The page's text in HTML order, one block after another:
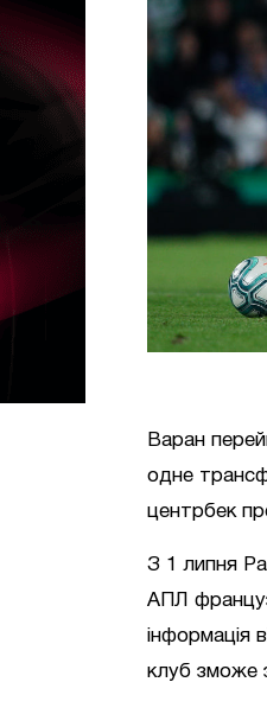
Варан
одне
центрбек
З 1 липня
АПЛ француз
інформація
клуб зможе